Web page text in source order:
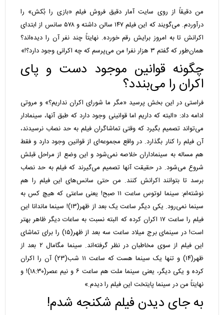
من دقیقاً از روی سایت آمار دقیق فروش فیلم «بازی را بُکش» را
درآوردم. می‌گویند که این فیلم ۱۴۷ سالن داشته و ۵۷۸ سانس از ابتدای
اکرانش تا به امروز برایش رقم خورده. نهایتاً چند نفر آن را دیده‌اند؟
همان‌طور که گفتم ۳ هزار نفر! من می‌پرسم که چه اکرانی وجود دارد؟!»
چگونه قوانین موجود دست و پای
اکران را می‌بندد؟
فراستی در این بخش پرسید «مگر ما شورای اکران نداریم؟» و مروتی
ادامه داد: «البته که داریم اما قوانینی وجود دارد که طبق آنها، سینمادار
می‌تواند تصمیم بگیرد که وقتی تماشاگران فیلم به حد نصاب نرسیدند،
آن فیلم را کنار بگذارد. در واقع مجموعه‌ای از قوانین وجود دارد و فقط
هم مساله به سینماداران خلاصه نمی‌شود و این وضع از مراحل قبلش
شروع می‌شود. در حقیقت آنها تصمیم می‌گیرند که فیلم به حد نصاب
برسد تا بتوانند اکرانش کنند. من حتی سانس‌های این فیلم را هم
نوشته‌ام: سینما لوتوس ساعت ۱۱ صبح! یعنی ساعتی که هیچ کس به
سینما نمی‌رود. یکی دیگر ساعت یک بعد از ظهر(۱۳)! سینما ماندانا این
فیلم را ساعت ۱۷ اکران کرده که البته نسبت به ساعات دیگر ظاهر بهتر
است! در سینمای برج میلاد ساعت سه بعد از ظهر(۱۵) را برای تماشای
این فیلم از سوی مخاطبان در نظر گرفته‌اند. سینما مگامال ۲ بعد از
ظهر(۱۴) و تنها یک سینما هست که ساعت ۱۱ شب(۲۳) آن را اکران
کرده و یکی دیگر، یعنی سینما ملت هم ساعت ۶ و نیم عصر(۱۸:۳۰)! و
نهایتاً من در سینما پایتخت این فیلم را دیدم.»
به جای دیدن فیلم شکنجه شدم!